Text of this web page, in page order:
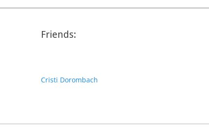
Friends:
Cristi Dorombach